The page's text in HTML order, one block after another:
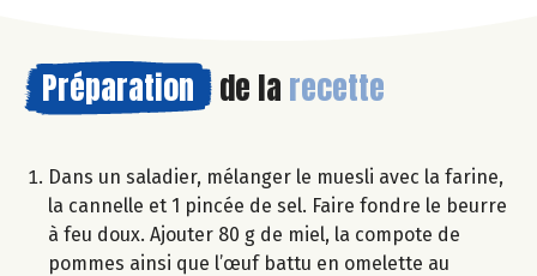
Préparation de la recette
Dans un saladier, mélanger le muesli avec la farine,
la cannelle et 1 pincée de sel. Faire fondre le beurre
à feu doux. Ajouter 80 g de miel, la compote de
pommes ainsi que l’œuf battu en omelette au